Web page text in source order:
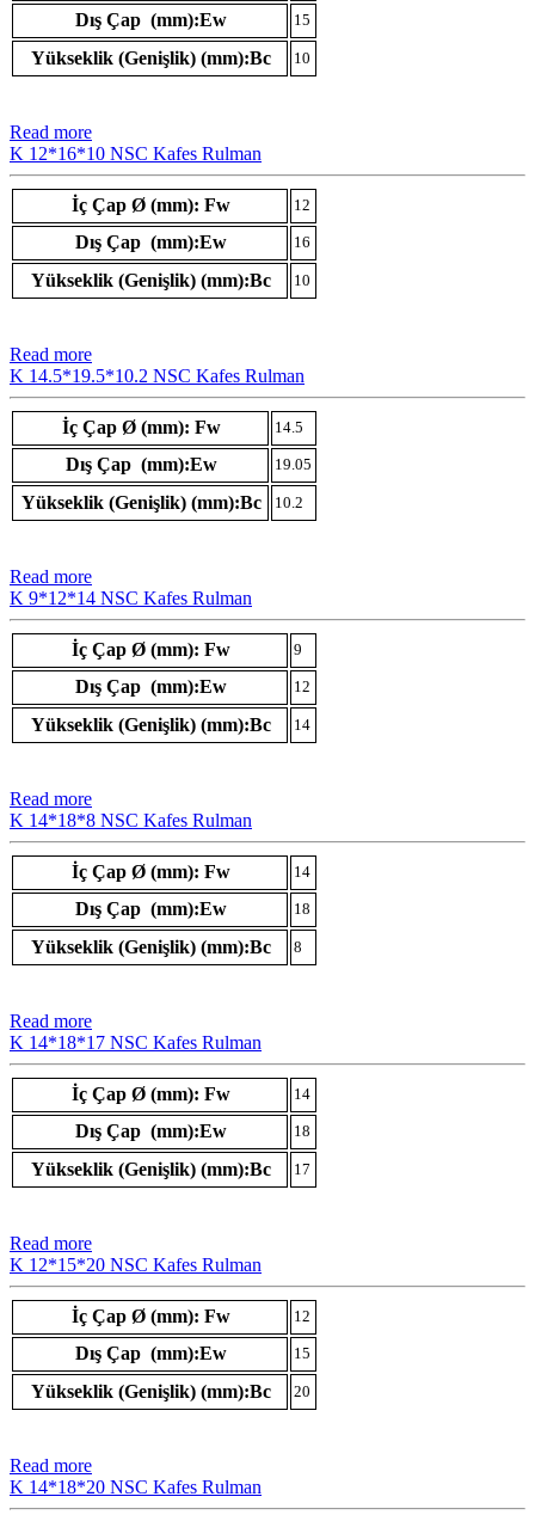
Dış Çap (mm):Ew 15
Yükseklik (Genişlik) (mm):Bc 10
Read more
K 12*16*10 NSC Kafes Rulman
İç Çap Ø (mm): Fw 12
Dış Çap (mm):Ew 16
Yükseklik (Genişlik) (mm):Bc 10
Read more
K 14.5*19.5*10.2 NSC Kafes Rulman
İç Çap Ø (mm): Fw 14.5
Dış Çap (mm):Ew 19.05
Yükseklik (Genişlik) (mm):Bc 10.2
Read more
K 9*12*14 NSC Kafes Rulman
İç Çap Ø (mm): Fw 9
Dış Çap (mm):Ew 12
Yükseklik (Genişlik) (mm):Bc 14
Read more
K 14*18*8 NSC Kafes Rulman
İç Çap Ø (mm): Fw 14
Dış Çap (mm):Ew 18
Yükseklik (Genişlik) (mm):Bc 8
Read more
K 14*18*17 NSC Kafes Rulman
İç Çap Ø (mm): Fw 14
Dış Çap (mm):Ew 18
Yükseklik (Genişlik) (mm):Bc 17
Read more
K 12*15*20 NSC Kafes Rulman
İç Çap Ø (mm): Fw 12
Dış Çap (mm):Ew 15
Yükseklik (Genişlik) (mm):Bc 20
Read more
K 14*18*20 NSC Kafes Rulman